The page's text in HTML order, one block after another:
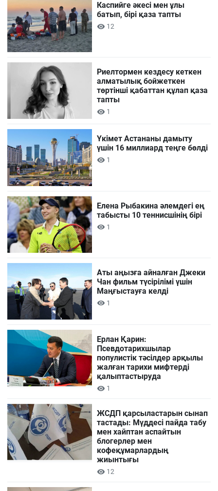
Каспийге әкесі мен ұлы
батып, бірі қаза тапты
12
Риелтормен кездесу кеткен
алматылық бойжеткен
төртінші қабаттан құлап қаза
тапты
1
Үкімет Астананы дамыту
үшін 16 миллиард теңге бөлді
1
Елена Рыбакина әлемдегі ең
табысты 10 теннисшінің бірі
1
Аты аңызға айналған Джеки
Чан фильм түсірілімі үшін
Маңғыстауға келді
1
Ерлан Қарин:
Псевдотарихшылар
популистік тәсілдер арқылы
жалған тарихи мифтерді
қалыптастыруда
1
ЖСДП қарсыластарын сынап
тастады: Мүддесі пайда табу
мен хайптан аспайтын
блогерлер мен
кофеқұмарлардың
жиынтығы
12